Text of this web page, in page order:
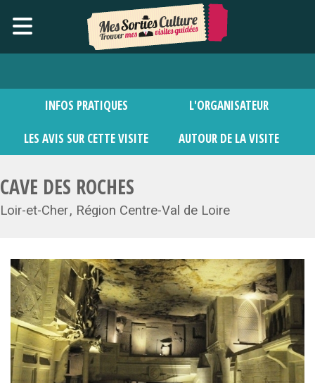
INFOS PRATIQUES L'ORGANISATEUR
LES AVIS SUR CETTE VISITE AUTOUR DE LA VISITE
CAVE DES ROCHES
Loir-et-Cher Région Centre-Val de Loire